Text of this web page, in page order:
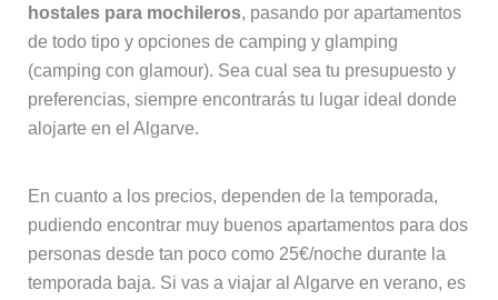
hostales para mochileros, pasando por apartamentos
de todo tipo y opciones de camping y glamping
(camping con glamour). Sea cual sea tu presupuesto y
preferencias, siempre encontrarás tu lugar ideal donde
alojarte en el Algarve.
En cuanto a los precios, dependen de la temporada,
pudiendo encontrar muy buenos apartamentos para dos
personas desde tan poco como 25€/noche durante la
temporada baja. Si vas a viajar al Algarve en verano, es